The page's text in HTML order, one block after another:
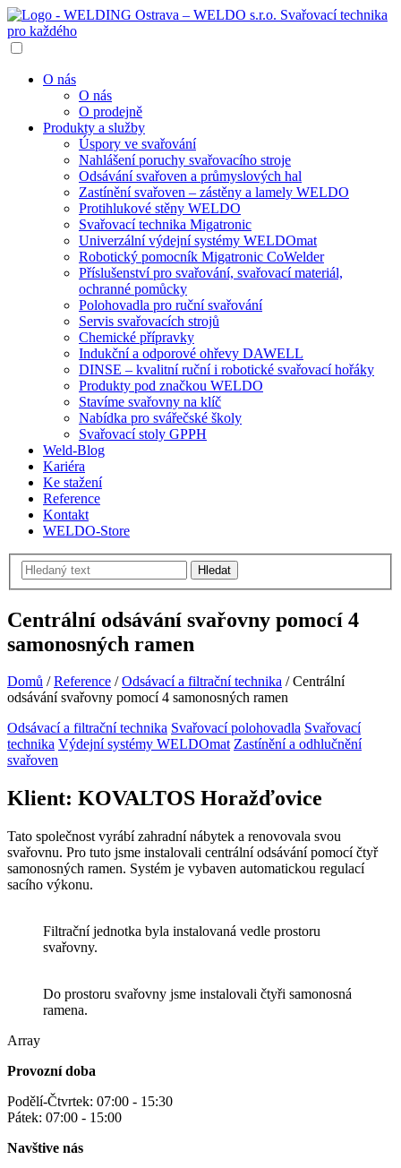
O nás
O nás
O prodejně
Produkty a služby
Úspory ve svařování
Nahlášení poruchy svařovacího stroje
Odsávání svařoven a průmyslových hal
Zastínění svařoven – zástěny a lamely WELDO
Protihlukové stěny WELDO
Svařovací technika Migatronic
Univerzální výdejní systémy WELDOmat
Robotický pomocník Migatronic CoWelder
Příslušenství pro svařování, svařovací materiál,
ochranné pomůcky
Polohovadla pro ruční svařování
Servis svařovacích strojů
Chemické přípravky
Indukční a odporové ohřevy DAWELL
DINSE – kvalitní ruční i robotické svařovací hořáky
Produkty pod značkou WELDO
Stavíme svařovny na klíč
Nabídka pro svářečské školy
Svařovací stoly GPPH
Weld-Blog
Kariéra
Ke stažení
Reference
Kontakt
WELDO-Store
Hledat
Centrální odsávání svařovny pomocí 4
samonosných ramen
Domů /Reference /Odsávací a filtrační technika /Centrální
odsávání svařovny pomocí 4 samonosných ramen
Odsávací a filtrační technika Svařovací polohovadla Svařovací
technika Výdejní systémy WELDOmat Zastínění a odhlučnění
svařoven
Klient: KOVALTOS Horažďovice
Tato společnost vyrábí zahradní nábytek a renovovala svou
svařovnu. Pro tuto jsme instalovali centrální odsávání pomocí čtyř
samonosných ramen. Systém je vybaven automatickou regulací
sacího výkonu.
Filtrační jednotka byla instalovaná vedle prostoru
svařovny.
Do prostoru svařovny jsme instalovali čtyři samonosná
ramena.
Array
Provozní doba
Podělí-Čtvrtek: 07:00 - 15:30
Pátek: 07:00 - 15:00
Navštive nás